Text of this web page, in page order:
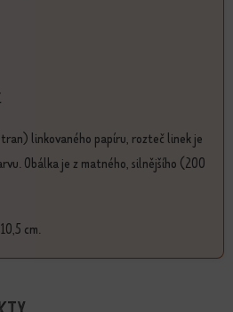
linkovaného papíru, rozteč linek je
Obálka je z matného, silnějšího (200
cm.